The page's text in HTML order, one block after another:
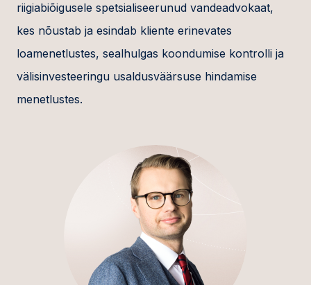
riigiabiõigusele spetsialiseerunud vandeadvokaat,
kes nõustab ja esindab kliente erinevates
loamenetlustes, sealhulgas koondumise kontrolli ja
välisinvesteeringu usaldusväärsuse hindamise
menetlustes.